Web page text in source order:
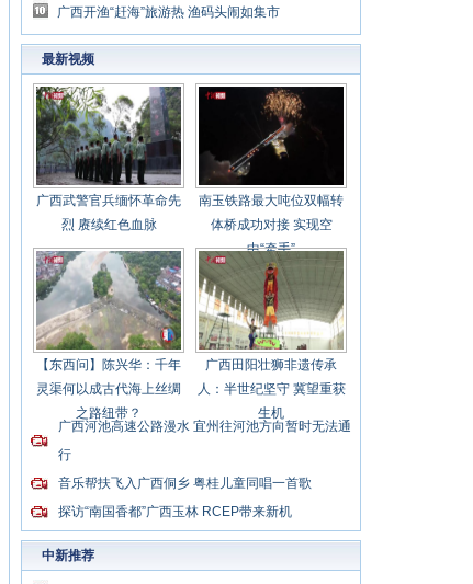
入平陆运河建设施工
广西开渔“赶海”旅游热 渔码头闹如集市
最新视频
广西武警官兵缅怀革命先
烈 赓续红色血脉
南玉铁路最大吨位双幅转
体桥成功对接 实现空
中“牵手”
【东西问】陈兴华：千年
灵渠何以成古代海上丝绸
之路纽带？
广西田阳壮狮非遗传承
人：半世纪坚守 冀望重获
生机
广西河池高速公路漫水 宜州往河池方向暂时无法通
行
音乐帮扶飞入广西侗乡 粤桂儿童同唱一首歌
探访“南国香都”广西玉林 RCEP带来新机
中新推荐